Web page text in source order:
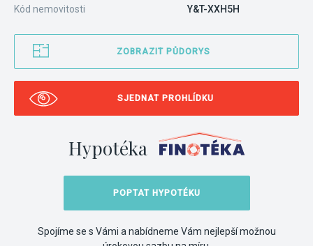
Kód nemovitosti Y&T-XXH5H
ZOBRAZIT PŮDORYS
SJEDNAT PROHLÍDKU
Hypotéka
POPTAT HYPOTÉKU
Spojíme se s Vámi a nabídneme Vám nejlepší možnou